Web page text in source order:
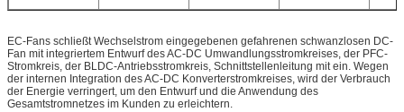
EC-Fans schließt Wechselstrom eingegebenen gefahrenen schwanzlosen DC-
Fan mit integriertem Entwurf des AC-DC Umwandlungsstromkreises, der PFC-
Stromkreis, der BLDC-Antriebsstromkreis, Schnittstellenleitung mit ein. Wegen
der internen Integration des AC-DC Konverterstromkreises, wird der Verbrauch
der Energie verringert, um den Entwurf und die Anwendung des
Gesamtstromnetzes im Kunden zu erleichtern.